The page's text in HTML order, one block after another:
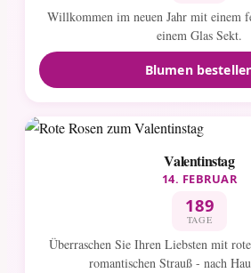
Willkommen im neuen Jahr mit einem
einem Glas Sekt.
Blumen
Valentinstag
14. FEBRUAR
189
TAGE
Überraschen Sie Ihren Liebsten mit
romantischen Strauß - nach